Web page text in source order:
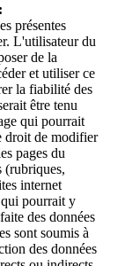
présentes
L'utilisateur du
de la
et utiliser ce
la fiabilité des
être tenu
qui pourrait
droit de modifier
pages du
(rubriques,
internet
qui pourrait y
des données
sont soumis à
des données